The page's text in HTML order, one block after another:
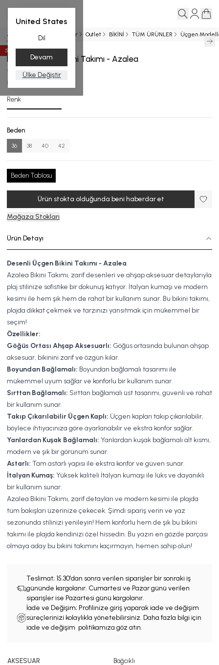
United States
Dil
Devam
Ülke Değiştir
Ana Sayfa Yeni Gelenler Outlet BİKİNİ TÜM ÜRÜNLER Üçgen
50 %İndirim
Desenli Üçgen Bikini Takımı - Azalea
₺ 9,999.00₺ 4,999.50
B.1032-24_R133_36
Renk
Beden
36 38 40 42
Beden Tablosu
Ürün stokta olduğunda beni haberdar et
Mağaza Stokları
Ürün Detayı
Desenli Üçgen Bikini Takımı - Azalea
Azalea Bikini Takımı, zarif desenleri ve ahşap aksesuar detaylarıyla
plaj stilinize sofistike bir dokunuş katıyor. İtalyan kumaşı ve modern
kesimi ile hem şık hem de rahat bir kullanım sunar. Bu bikini takımı,
plajda dikkat çekmek ve tarzınızı yansıtmak için mükemmel bir
seçim!
Özellikler:
Göğüs Ortası Ahşap Aksesuarlı: Göğüs ortasında bulunan ahşap
aksesuar, bikinini zarif ve özgün kılar.
Boyundan Bağlamalı: Boyundan bağlamalı tasarımı ile
mükemmel uyum sağlar ve konforlu bir kullanım sunar.
Sırttan Bağlamalı: Sırttan bağlamalı üst tasarımı, güvenli ve rahat
bir kullanım sunar.
Takıp Çıkarılabilir Üçgen Kaplı: Üçgen kapları takıp çıkarılabilir,
böylece ihtiyacınıza göre ayarlanabilir ve ekstra konfor sağlar.
Yanlardan Kuşak Bağlamalı: Yanlardan kuşak bağlamalı alt kısmı,
modern ve şık bir görünüm sunar.
Astarlı: Tam astarlı yapısı ile ekstra konfor ve güven sunar.
İtalyan Kumaş: Yüksek kaliteli İtalyan kumaşı ile lüks ve dayanıklı
bir kullanım sunar.
Azalea Bikini Takımı, zarif detayları ve modern kesimi ile plajda
tüm bakışları üzerinize çekecek. Şimdi sipariş verin ve yaz
sezonunda stilinizi yenileyin! Hem konforlu hem de şık bu bikini
takımı ile plajda kendinizi özel hissedin. Bu yazın en gözde parçası
olmaya aday bu bikini takımını kaçırmayın, hemen sahip olun!
Teslimat; 15.30'dan sonra verilen siparişler bir sonraki iş
gününde kargolanır. Cumartesi ve Pazar günü verilen
siparişler ise Pazartesi günü kargolanır.
İade ve Değişim; Profilinize giriş yaparak iade ve değişim
süreçlerinizi kolaylıkla yönetebilirsiniz. Daha fazla bilgi için
iade ve değişim politikamıza göz atın.
AKSESUAR
Bağcıklı